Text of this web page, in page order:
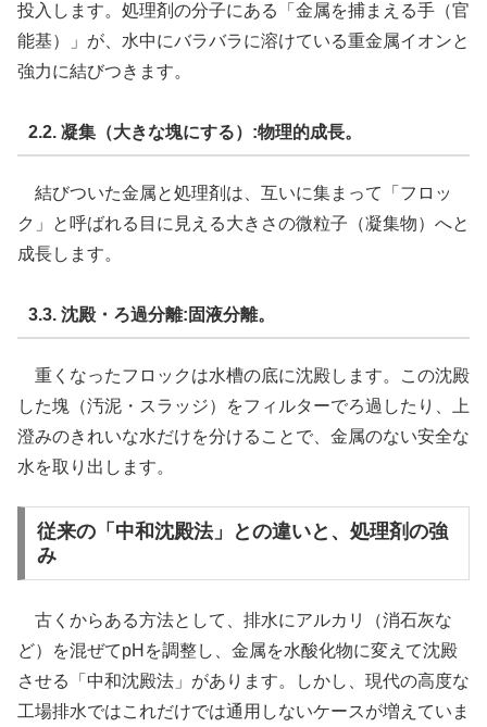
投入します。処理剤の分子にある「金属を捕まえる手（官
能基）」が、水中にバラバラに溶けている重金属イオンと
強力に結びつきます。
2.2. 凝集（大きな塊にする）:物理的成長。
結びついた金属と処理剤は、互いに集まって「フロッ
ク」と呼ばれる目に見える大きさの微粒子（凝集物）へと
成長します。
3.3. 沈殿・ろ過分離:固液分離。
重くなったフロックは水槽の底に沈殿します。この沈殿
した塊（汚泥・スラッジ）をフィルターでろ過したり、上
澄みのきれいな水だけを分けることで、金属のない安全な
水を取り出します。
従来の「中和沈殿法」との違いと、処理剤の強
み
古くからある方法として、排水にアルカリ（消石灰な
ど）を混ぜてpHを調整し、金属を水酸化物に変えて沈殿
させる「中和沈殿法」があります。しかし、現代の高度な
工場排水ではこれだけでは通用しないケースが増えていま